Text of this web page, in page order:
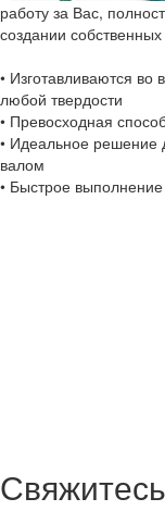
работу за Вас,
создании
• Изготавливаются во
любой твердости
• Превосходная
• Идеальное решение
валом
• Быстрое выполнение